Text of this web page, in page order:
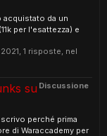
acquistato da un
per l'esattezza) e
, 1 risposte, nel
Discussione
su
perché prima
di Waraccademy per